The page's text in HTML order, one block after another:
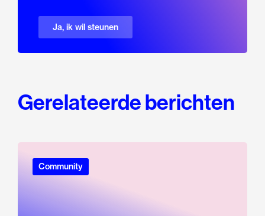
Ja, ik wil steunen
Gerelateerde berichten
Community